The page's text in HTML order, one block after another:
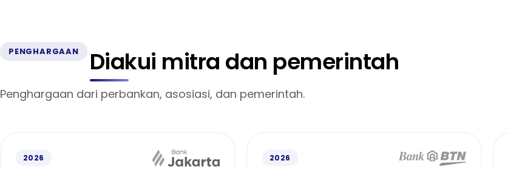
PENGHARGAAN Diakui mitra dan pemerintah
Penghargaan dari perbankan, asosiasi, dan pemerintah.
2026 2026